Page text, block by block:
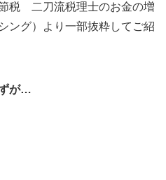
税 二刀流税理士のお金の増
ング）より一部抜粋してご紹
が…